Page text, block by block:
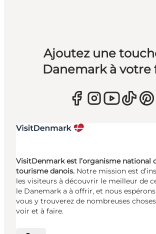
Ajoutez une
Danemark à votre
VisitDenmark est l’organisme national
tourisme danois. Notre mission est
les visiteurs à découvrir le meilleur de
le Danemark a à offrir, et nous
vous y trouverez de nombreuses
voir et à faire.